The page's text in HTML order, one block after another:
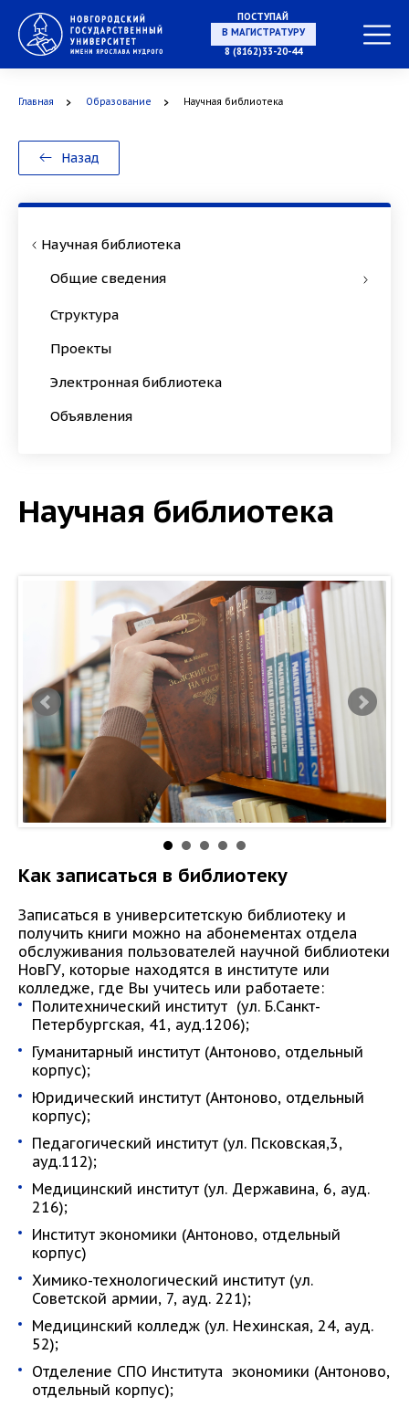
ПОСТУПАЙ
НА СПЕЦИАЛИТЕТ
8 (8162)33-20-44
Главная Образование Научная библиотека
Назад
Научная библиотека
Общие сведения
Структура
Проекты
Электронная библиотека
Объявления
Научная библиотека
Как записаться в библиотеку
Записаться в университетскую библиотеку и
получить книги можно на абонементах отдела
обслуживания пользователей научной библиотеки
НовГУ, которые находятся в институте или
колледже, где Вы учитесь или работаете:
Политехнический институт (ул. Б.Санкт-
Петербургская, 41, ауд.1206);
Гуманитарный институт (Антоново, отдельный
корпус);
Юридический институт (Антоново, отдельный
корпус);
Педагогический институт (ул. Псковская,3,
ауд.112);
Медицинский институт (ул. Державина, 6, ауд.
216);
Институт экономики (Антоново, отдельный
корпус)
Химико-технологический институт (ул.
Советской армии, 7, ауд. 221);
Медицинский колледж (ул. Нехинская, 24, ауд.
52);
Отделение СПО Института экономики (Антоново,
отдельный корпус);